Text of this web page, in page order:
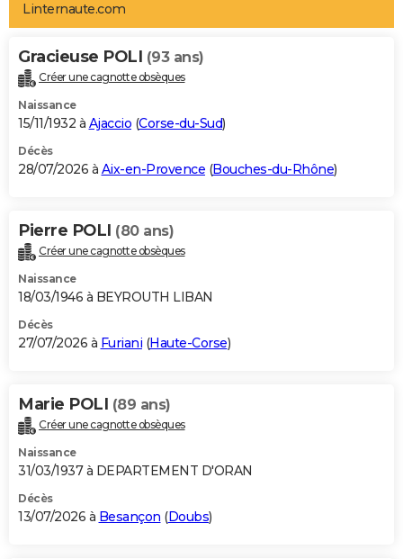
Art de vivre
Bien-être
Loisirs
Mode
Modes de vie
Alimentation
Guide de la santé
Maladies
Médicaments
Sommeil
VOYAGE
Destinations
City break
Voyage nature
Voyage de noces
Forum
Climat
+PHOTO
GUIDES D'ACHAT
BONS PLANS
Carte de Noël
Carte Bonne année
Carte Saint-Valentin
Carte Pâques
Carte d'anniversaire
DICTIONNAIRE
Dictionnaire
Biographies
Citations
Expressions
Proverbes
PROGRAMME TV
S'inscrire
Se connecter
Lycées
Collèges
Primaires
Universités
Entreprises
Service militaire
Avis de recherche
AVIS DE DÉCÈS
Bricolage
Lifestyle
Culture
Sport
Auto
Television
Voyage
Cinema
Linternaute.com
Gracieuse POLI (93 ans)
Créer une cagnotte obsèques
Naissance
15/11/1932 à Ajaccio (Corse-du-Sud)
Décès
28/07/2026 à Aix-en-Provence (Bouches-du-Rhône)
Pierre POLI (80 ans)
Créer une cagnotte obsèques
Naissance
18/03/1946 à BEYROUTH LIBAN
Décès
27/07/2026 à Furiani (Haute-Corse)
Marie POLI (89 ans)
Créer une cagnotte obsèques
Naissance
31/03/1937 à DEPARTEMENT D'ORAN
Décès
13/07/2026 à Besançon (Doubs)